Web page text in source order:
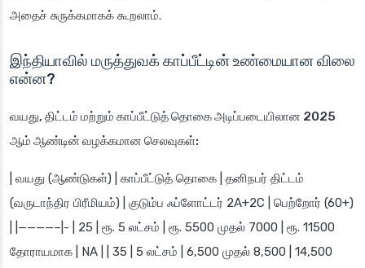
அதைச் சுருக்கமாகக் கூறலாம்.
இந்தியாவில் மருத்துவக் காப்பீட்டின் உண்மையான விலை
என்ன?
வயது, திட்டம் மற்றும் காப்பீட்டுத் தொகை அடிப்படையிலான 2025
ஆம் ஆண்டின் வழக்கமான செலவுகள்:
| வயது (ஆண்டுகள்) | காப்பீட்டுத் தொகை | தனிநபர் திட்டம்
(வருடாந்திர பிரீமியம்) | குடும்ப ஃப்ளோட்டர் 2A+2C | பெற்றோர் (60+)
| |————–|- | 25 | ரூ. 5 லட்சம் | ரூ. 5500 முதல் 7000 | ரூ. 11500
தோராயமாக | NA | | 35 | 5 லட்சம் | 6,500 முதல் 8,500 | 14,500